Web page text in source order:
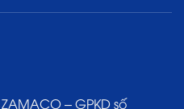
– GPKD số